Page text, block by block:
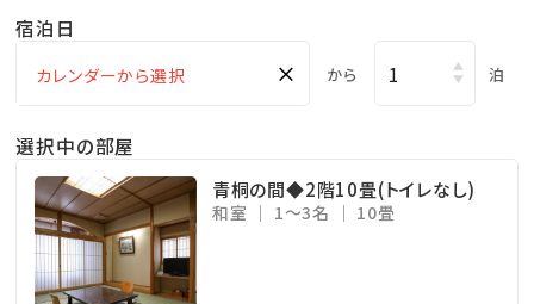
★━2つのお風呂は全て貸し切り制━★
っくりお入りください。
お泊りの方はどなたでもご利用になれます
★━お布団敷いております！━★
宿泊日
× から 泊
選択中の部屋
青桐の間◆2階10畳(トイレなし)
和室 1～3名 10畳